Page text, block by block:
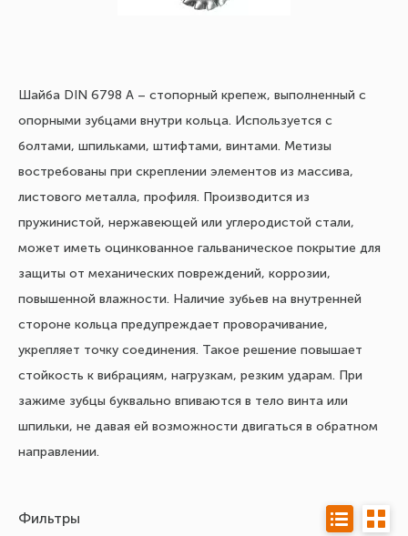
Шайба DIN 6798 А – стопорный крепеж, выполненный с
опорными зубцами внутри кольца. Используется с
болтами, шпильками, штифтами, винтами. Метизы
востребованы при скреплении элементов из массива,
листового металла, профиля. Производится из
пружинистой, нержавеющей или углеродистой стали,
может иметь оцинкованное гальваническое покрытие для
защиты от механических повреждений, коррозии,
повышенной влажности. Наличие зубьев на внутренней
стороне кольца предупреждает проворачивание,
укрепляет точку соединения. Такое решение повышает
стойкость к вибрациям, нагрузкам, резким ударам. При
зажиме зубцы буквально впиваются в тело винта или
шпильки, не давая ей возможности двигаться в обратном
направлении.
Фильтры